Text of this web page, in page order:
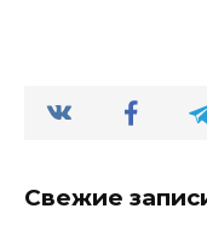
Свежие